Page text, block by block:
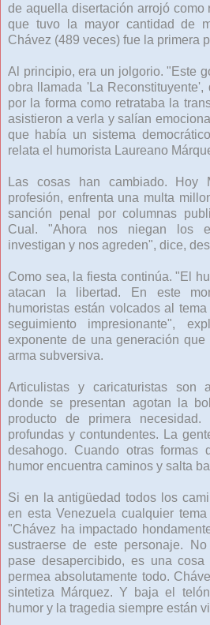
de aquella disertación arrojó como
que tuvo la mayor cantidad de
Chávez (489 veces) fue la primera
Al principio, era un jolgorio. "Este
obra llamada 'La
por la forma como retrataba la
asistieron a verla y salían
que había un sistema
relata el humorista Laureano
Las cosas han cambiado. Hoy
profesión, enfrenta una multa
sanción penal por columnas
Cual. "Ahora nos niegan los
investigan y nos agreden", dice,
Como sea, la fiesta continúa. "El
atacan la libertad. En este
humoristas están volcados al
seguimiento impresionante",
exponente de una generación
arma subversiva.
Articulistas y caricaturistas son
donde se presentan agotan la
producto de primera
profundas y contundentes. La
desahogo. Cuando otras formas
humor encuentra caminos y salta
Si en la antigüedad todos los
en esta Venezuela cualquier
"Chávez ha impactado
sustraerse de este personaje.
pase desapercibido, es una
permea absolutamente todo.
sintetiza Márquez. Y baja el
humor y la tragedia siempre están